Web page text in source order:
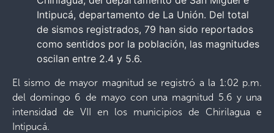
Intipucá, departamento de La Unión. Del total
de sismos registrados, 79 han sido reportados
como sentidos por la población, las magnitudes
oscilan entre 2.4 y 5.6.
El sismo de mayor magnitud se registró a la 1:02 p.m.
del domingo 6 de mayo con una magnitud 5.6 y una
intensidad de VII en los municipios de Chirilagua e
Intipucá.